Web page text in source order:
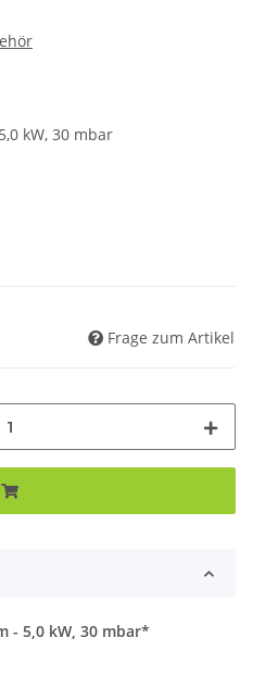
kW, 30 mbar
Frage zum Artikel
- 5,0 kW, 30 mbar*